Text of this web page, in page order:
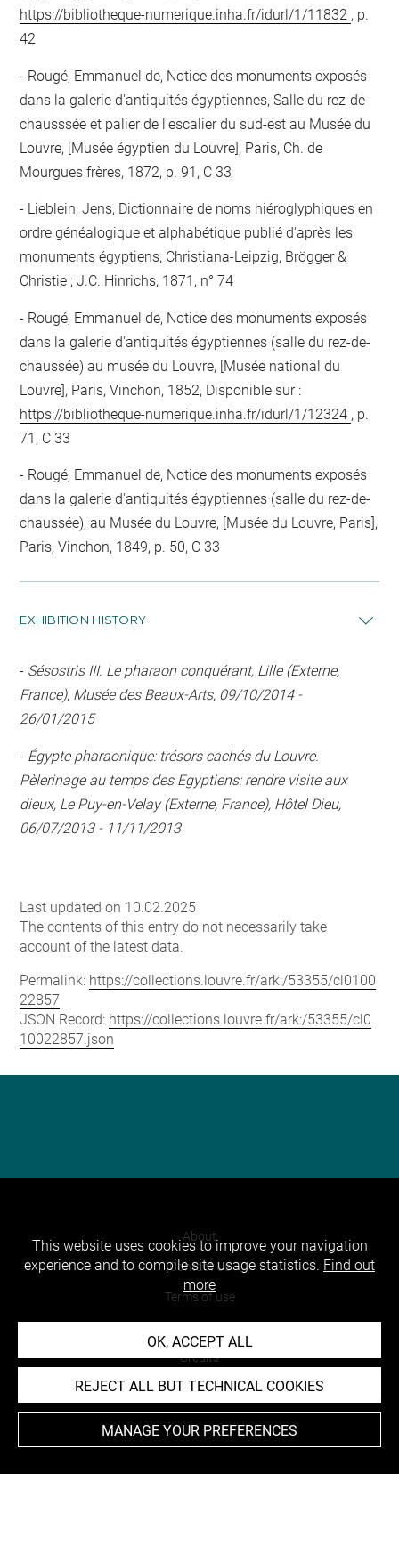
https://bibliotheque-numerique.inha.fr/idurl/1/11832 , p.
42
Rougé, Emmanuel de, Notice des monuments exposés
dans la galerie d'antiquités égyptiennes, Salle du rez-de-
chausssée et palier de l'escalier du sud-est au Musée du
Louvre, [Musée égyptien du Louvre], Paris, Ch. de
Mourgues frères, 1872, p. 91, C 33
Lieblein, Jens, Dictionnaire de noms hiéroglyphiques en
ordre généalogique et alphabétique publié d'après les
monuments égyptiens, Christiana-Leipzig, Brögger &
Christie ; J.C. Hinrichs, 1871, n° 74
Rougé, Emmanuel de, Notice des monuments exposés
dans la galerie d'antiquités égyptiennes (salle du rez-de-
chaussée) au musée du Louvre, [Musée national du
Louvre], Paris, Vinchon, 1852, Disponible sur :
https://bibliotheque-numerique.inha.fr/idurl/1/12324 , p.
71, C 33
Rougé, Emmanuel de, Notice des monuments exposés
dans la galerie d'antiquités égyptiennes (salle du rez-de-
chaussée), au Musée du Louvre, [Musée du Louvre, Paris],
Paris, Vinchon, 1849, p. 50, C 33
EXHIBITION HISTORY
- Sésostris III. Le pharaon conquérant, Lille (Externe,
France), Musée des Beaux-Arts, 09/10/2014 -
26/01/2015
- Égypte pharaonique: trésors cachés du Louvre.
Pèlerinage au temps des Egyptiens: rendre visite aux
dieux, Le Puy-en-Velay (Externe, France), Hôtel Dieu,
06/07/2013 - 11/11/2013
Last updated on 10.02.2025
The contents of this entry do not necessarily take
account of the latest data.
Permalink: https://collections.louvre.fr/ark:/53355/cl0100
22857
JSON Record: https://collections.louvre.fr/ark:/53355/cl0
10022857.json
About
Contact Us
Terms of use
Cookies
Credits
Accessibility : non compliant
This website uses cookies to improve your navigation
experience and to compile site usage statistics. Find out
more
OK, ACCEPT ALL
REJECT ALL BUT TECHNICAL COOKIES
MANAGE YOUR PREFERENCES